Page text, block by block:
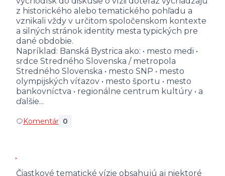
z historického alebo tematického pohľadu a
vznikali vždy v určitom spoločenskom kontexte
a silných stránok identity mesta typických pre
dané obdobie.
Napríklad: Banská Bystrica ako: • mesto medi •
srdce Stredného Slovenska / metropola
Stredného Slovenska • mesto SNP • mesto
olympijských víťazov • mesto športu • mesto
bankovníctva • regionálne centrum kultúry • a
ďalšie...
Komentár 0
Čiastkové tematické vízie obsahujú aj niektoré